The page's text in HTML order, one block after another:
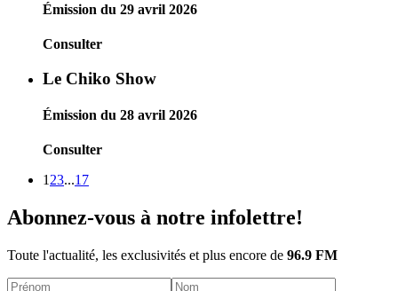
Émission du 29 avril 2026
Consulter
Le Chiko Show
Émission du 28 avril 2026
Consulter
1 23...17
Abonnez-vous à notre infolettre!
Toute l'actualité, les exclusivités et plus encore de 96.9 FM